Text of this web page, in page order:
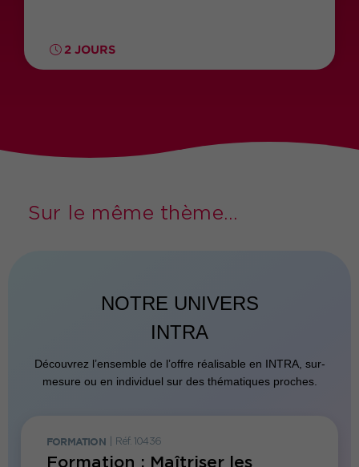
2 JOURS
Sur le même thème...
NOTRE UNIVERS
INTRA
Découvrez l’ensemble de l’offre réalisable en INTRA, sur-
mesure ou en individuel sur des thématiques proches.
FORMATION Réf. 10436
Formation : Maîtriser les